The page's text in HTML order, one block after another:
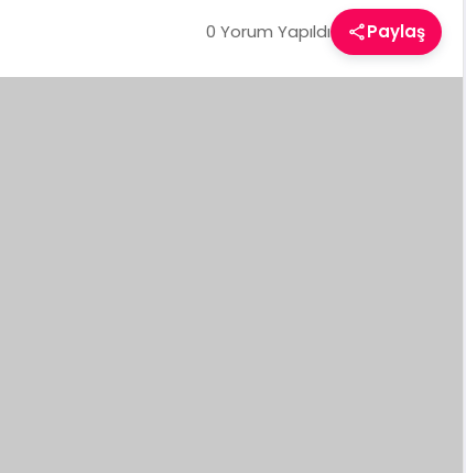
0 Yorum Yapıldı Paylaş